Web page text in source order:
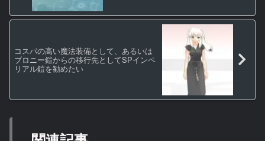
コスパの高い魔法装備として、あるいは
ブロニー鎧からの移行先としてSPインペ
リアル鎧を勧めたい